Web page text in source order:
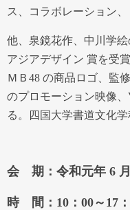
ス、コラボレーション
他、泉鏡花作、中川学
アジアデザイン 賞を受
ＭＢ48 の商品ロゴ、監
のプロモーション映像
る。四国大学書道文化学
会 期：令和元年 6 月
時 間：10：00～17